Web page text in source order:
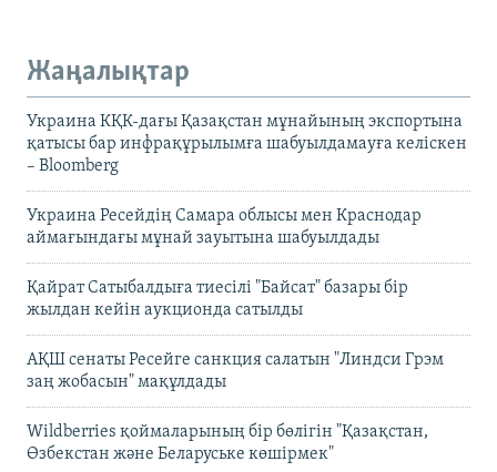
Жаңалықтар
Украина КҚК-дағы Қазақстан мұнайының экспортына
қатысы бар инфрақұрылымға шабуылдамауға келіскен
– Bloomberg
Украина Ресейдің Самара облысы мен Краснодар
аймағындағы мұнай зауытына шабуылдады
Қайрат Сатыбалдыға тиесілі "Байсат" базары бір
жылдан кейін аукционда сатылды
АҚШ сенаты Ресейге санкция салатын "Линдси Грэм
заң жобасын" мақұлдады
Wildberries қоймаларының бір бөлігін "Қазақстан,
Өзбекстан және Беларуське көшірмек"